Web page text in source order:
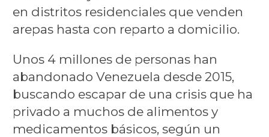
en distritos residenciales que venden
arepas hasta con reparto a domicilio.
Unos 4 millones de personas han
abandonado Venezuela desde 2015,
buscando escapar de una crisis que ha
privado a muchos de alimentos y
medicamentos básicos, según un